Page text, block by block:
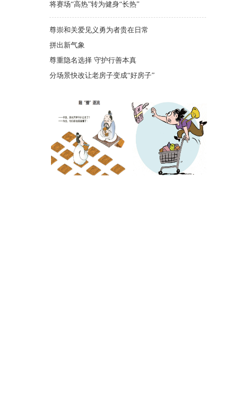
将赛场“高热”转为健身“长热”
尊崇和关爱见义勇为者贵在日常
拼出新气象
尊重隐名选择 守护行善本真
分场景快改让老房子变成“好房子”